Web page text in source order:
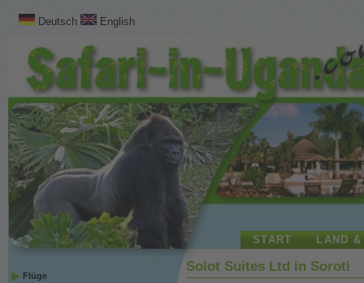
Deutsch English
START LAND
Flüge
Solot Suites Ltd in Soroti